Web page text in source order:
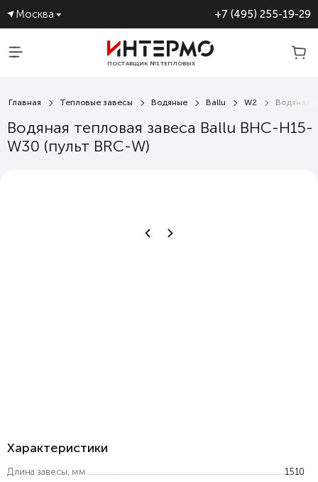
Москва +7 (495) 255-19-29
ПОСТАВЩИК №1 ТЕПЛОВЫХ
Главная Тепловые завесы Водяные Ballu W2 Водяная
Водяная тепловая завеса Ballu BHC-Н15-
W30 (пульт BRC-W)
Характеристики
Длина завесы, мм
1510